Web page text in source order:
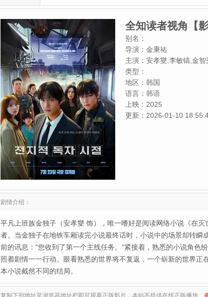
全知读者视角【影
别名：
导演： 金秉祐
主演： 安孝燮,李敏镐,金
浩山,权恩成,Lewis,Hooper
类型：
地区： 韩国
语言： 韩语
上映： 2025
更新： 2026-01-10
剧情介绍：
平凡上班族金独子（安孝燮 饰），唯一嗜好是阅读网络小说《在
者。当金独子在地铁车厢读完小说最终话时，小说中的场景却转
前的讯息：“您收到了第一个主线任务。”紧接着，熟悉的小说角
照着剧情一一行动。眼看熟悉的世界将不复返，一个崭新的世界
本小说截然不同的结局。
复制下列地址至浏览器地址栏即可观看正版影片，本站不提供在线正版播放。